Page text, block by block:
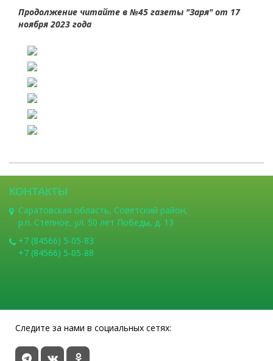
Продолжение читайте в №45 газеты "Заря" от 17
ноября 2023 года
КОНТАКТЫ
Саратовская область, Советский район,
р.п. Степное, ул. 50 лет Победы, д. 13
+7 (84566) 5-05-83
+7 (84566) 5-05-88
Следите за нами в социальных сетях: